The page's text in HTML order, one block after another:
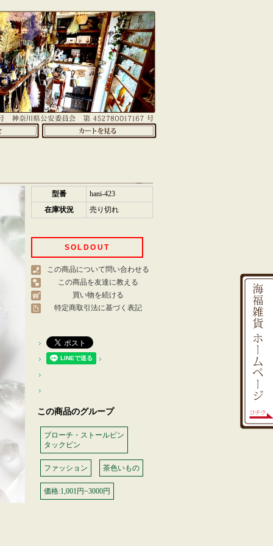
型番
hani-423
在庫状況
売り切れ
SOLDOUT
この商品について問い合わせる
この商品を友達に教える
買い物を続ける
特定商取引法に基づく表記
この商品のグループ
ブローチ・ストールピン
タックピン
ファッション 茶色いもの
価格:1,001円~3000円